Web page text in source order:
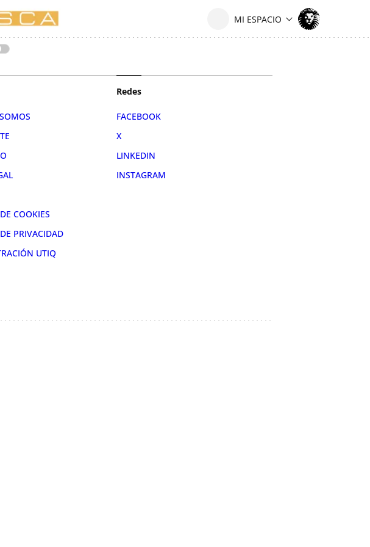
COOKIES
PRIVACIDAD
UTIQ
Redes
FACEBOOK
X
LINKEDIN
INSTAGRAM